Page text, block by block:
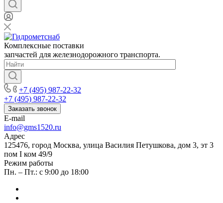
Комплексные поставки
запчастей для железнодорожного транспорта.
+7 (495) 987-22-32
+7 (495) 987-22-32
Заказать звонок
E-mail
info@gms1520.ru
Адрес
125476, город Москва, улица Василия Петушкова, дом 3, эт 3
пом I ком 49/9
Режим работы
Пн. – Пт.: с 9:00 до 18:00